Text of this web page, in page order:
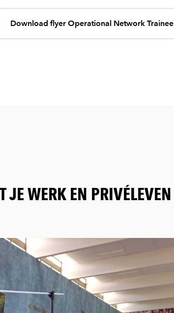
Download flyer Operational Network Trainee
JE WERK EN PRIVÉLEVEN